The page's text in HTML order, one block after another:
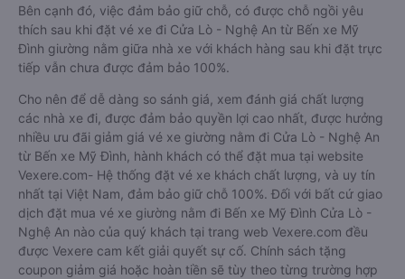
Bên cạnh đó, việc đảm bảo giữ chỗ, có được chỗ ngồi yêu
thích sau khi đặt vé xe đi Cửa Lò - Nghệ An từ Bến xe Mỹ
Đình giường nằm giữa nhà xe với khách hàng sau khi đặt trực
tiếp vẫn chưa được đảm bảo 100%.
Cho nên để dễ dàng so sánh giá, xem đánh giá chất lượng
các nhà xe đi, được đảm bảo quyền lợi cao nhất, được hưởng
nhiều ưu đãi giảm giá vé xe giường nằm đi Cửa Lò - Nghệ An
từ Bến xe Mỹ Đình, hành khách có thể đặt mua tại website
Vexere.com- Hệ thống đặt vé xe khách chất lượng, và uy tín
nhất tại Việt Nam, đảm bảo giữ chỗ 100%. Đối với bất cứ giao
dịch đặt mua vé xe giường nằm đi Bến xe Mỹ Đình Cửa Lò -
Nghệ An nào của quý khách tại trang web Vexere.com đều
được Vexere cam kết giải quyết sự cố. Chính sách tặng
coupon giảm giá hoặc hoàn tiền sẽ tùy theo từng trường hợp